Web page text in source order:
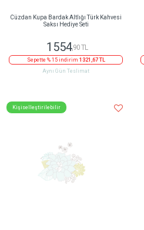
Cüzdan Kupa Bardak Altlığı Türk Kahvesi
Saksı Hediye Seti
1554,90 TL
Sepette % 15 indirim1321,67 TL
Aynı Gün Teslimat
Kişiselleştirilebilir